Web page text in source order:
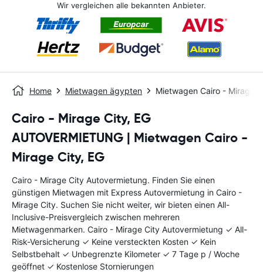
Wir vergleichen alle bekannten Anbieter.
Home Mietwagen ägypten Mietwagen Cairo - Mirage
Cairo - Mirage City, EG
AUTOVERMIETUNG | Mietwagen Cairo -
Mirage City, EG
Cairo - Mirage City Autovermietung. Finden Sie einen
günstigen Mietwagen mit Express Autovermietung in Cairo -
Mirage City. Suchen Sie nicht weiter, wir bieten einen All-
Inclusive-Preisvergleich zwischen mehreren
Mietwagenmarken. Cairo - Mirage City Autovermietung ✓ All-
Risk-Versicherung ✓ Keine versteckten Kosten ✓ Kein
Selbstbehalt ✓ Unbegrenzte Kilometer ✓ 7 Tage p / Woche
geöffnet ✓ Kostenlose Stornierungen